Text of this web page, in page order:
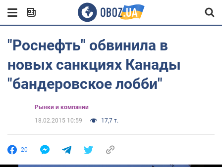
"Роснефть" обвинила в
новых санкциях Канады
"бандеровское лобби"
Рынки и компании
18.02.2015 10:59
17,7 т.
20